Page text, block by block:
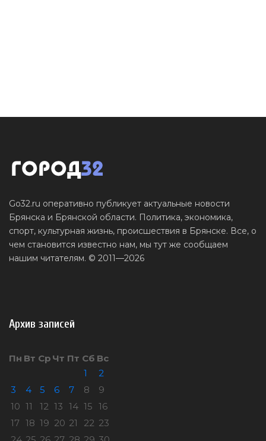
Go32.ru оперативно публикует актуальные новости
Брянска и Брянской области. Политика, экономика,
спорт, культурная жизнь, происшествия в Брянске. Все, о
чем становится известно нам, мы тут же сообщаем
нашим читателям. © 2011—2026
Архив записей
Пн Вт Ср Чт Пт Сб Вс
1
2
3
4 5 6 7 8
9
10 11 12 13 14 15 16
17 18 19 20 21 22 23